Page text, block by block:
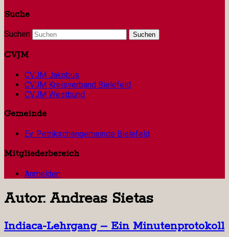
Suche
Suchen
CVJM
CVJM Jakobus
CVJM Kreisverband Bielefeld
CVJM Westbund
Gemeinde
Ev. Petrikirchengemeinde Bielefeld
Mitgliederbereich
Anmelden
Autor: Andreas Sietas
Indiaca-Lehrgang – Ein Minutenprotokoll